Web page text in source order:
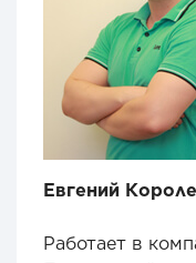
Евгений
Работает в